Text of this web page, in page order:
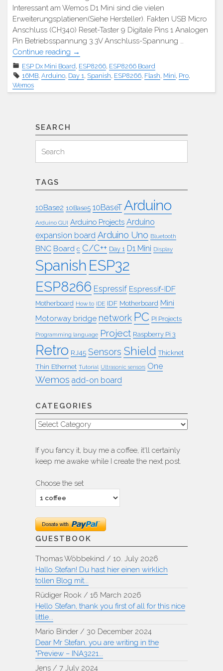
Interessant am Wemos D1 Mini sind die vielen
Erweiterungsplatienen(Siehe Hersteller). Fakten USB Micro
Anschluss (CH340) Reset-Taster 9 Digitale Pins 1 Analogen
Pin Betriebsspannung 3.3V Anschluss-Spannung …
Continue reading "Wemos
D1
Mini
(V1.1.0)"
→
ESP Dx Mini Board, ESP8266, ESP8266 Board
16MB, Arduino, Day 1, Spanish, ESP8266, Flash, Mini, Pro,
Wemos
SEARCH
for:
Search
TAGS
10Base2 10Base5 10BaseT Arduino
Arduino GUI Arduino Projects Arduino
expansion board Arduino Uno Bluetooth
BNC Board c C/C++ Day 1 D1 Mini Display
Spanish ESP32
ESP8266 Espressif Espressif-IDF
Motherboard How to IDE IDF Motherboard Mini
Motorway bridge network PC PI Projects
Programming language Project Raspberry Pi 3
Retro RJ45 Sensors Shield Thicknet
Thin Ethernet Tutorial Ultrasonic sensors One
Wemos add-on board
CATEGORIES
Categories
If you fancy it, buy me a coffee, it'll certainly
keep me awake while I create the next post.
Choose the set
GUESTBOOK
Thomas Wöbbekind / 10. July 2026
Hallo Stefan! Du hast hier einen wirklich
tollen Blog mit...
Rüdiger Rook / 16 March 2026
Hello Stefan, thank you first of all for this nice
little...
Mario Binder / 30 December 2024
Dear Mr Stefan, you are writing in the
"Preview – INA3221...
Jens / 7 July 2024